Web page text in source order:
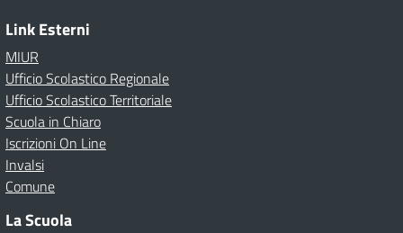
Link Esterni
MIUR
Ufficio Scolastico Regionale
Ufficio Scolastico Territoriale
Scuola in Chiaro
Iscrizioni On Line
Invalsi
Comune
La Scuola